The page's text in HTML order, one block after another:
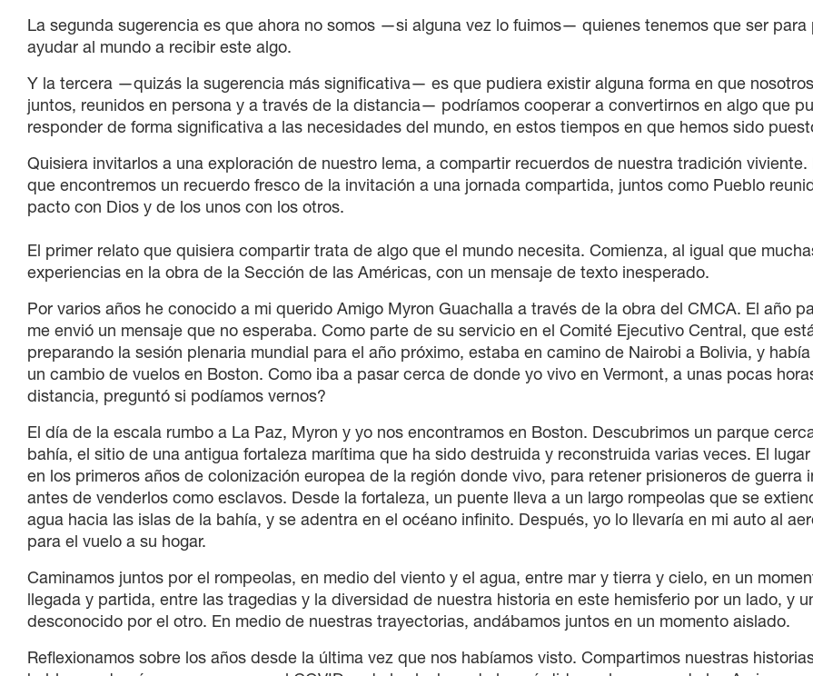
La segunda sugerencia es que ahora no somos —si alguna vez lo fuimos— quienes tenemos que ser para
ayudar al mundo a recibir este algo.
Y la tercera —quizás la sugerencia más significativa— es que pudiera existir alguna forma en que
juntos, reunidos en persona y a través de la distancia— podríamos cooperar a convertirnos en algo que
responder de forma significativa a las necesidades del mundo, en estos tiempos en que hemos sido
Quisiera invitarlos a una exploración de nuestro lema, a compartir recuerdos de nuestra tradición viviente.
que encontremos un recuerdo fresco de la invitación a una jornada compartida, juntos como Pueblo
pacto con Dios y de los unos con los otros.
El primer relato que quisiera compartir trata de algo que el mundo necesita. Comienza, al igual que
experiencias en la obra de la Sección de las Américas, con un mensaje de texto inesperado.
Por varios años he conocido a mi querido Amigo Myron Guachalla a través de la obra del CMCA. El año
me envió un mensaje que no esperaba. Como parte de su servicio en el Comité Ejecutivo Central, que
preparando la sesión plenaria mundial para el año próximo, estaba en camino de Nairobi a Bolivia, y
un cambio de vuelos en Boston. Como iba a pasar cerca de donde yo vivo en Vermont, a unas pocas
distancia, preguntó si podíamos vernos?
El día de la escala rumbo a La Paz, Myron y yo nos encontramos en Boston. Descubrimos un parque
bahía, el sitio de una antigua fortaleza marítima que ha sido destruida y reconstruida varias veces. El
en los primeros años de colonización europea de la región donde vivo, para retener prisioneros de guerra
antes de venderlos como esclavos. Desde la fortaleza, un puente lleva a un largo rompeolas que se
agua hacia las islas de la bahía, y se adentra en el océano infinito. Después, yo lo llevaría en mi auto al
para el vuelo a su hogar.
Caminamos juntos por el rompeolas, en medio del viento y el agua, entre mar y tierra y cielo, en un
llegada y partida, entre las tragedias y la diversidad de nuestra historia en este hemisferio por un lado, y
desconocido por el otro. En medio de nuestras trayectorias, andábamos juntos en un momento aislado.
Reflexionamos sobre los años desde la última vez que nos habíamos visto. Compartimos nuestras